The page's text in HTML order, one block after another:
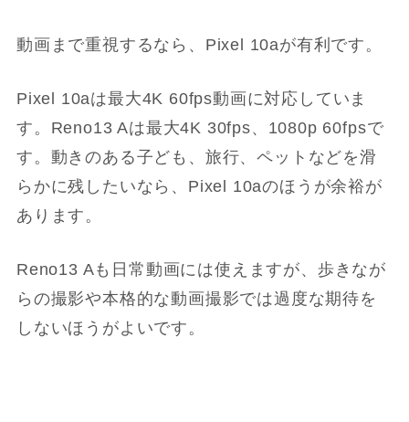
動画まで重視するなら、Pixel 10aが有利です。
Pixel 10aは最大4K 60fps動画に対応していま
す。Reno13 Aは最大4K 30fps、1080p 60fpsで
す。動きのある子ども、旅行、ペットなどを滑
らかに残したいなら、Pixel 10aのほうが余裕が
あります。
Reno13 Aも日常動画には使えますが、歩きなが
らの撮影や本格的な動画撮影では過度な期待を
しないほうがよいです。